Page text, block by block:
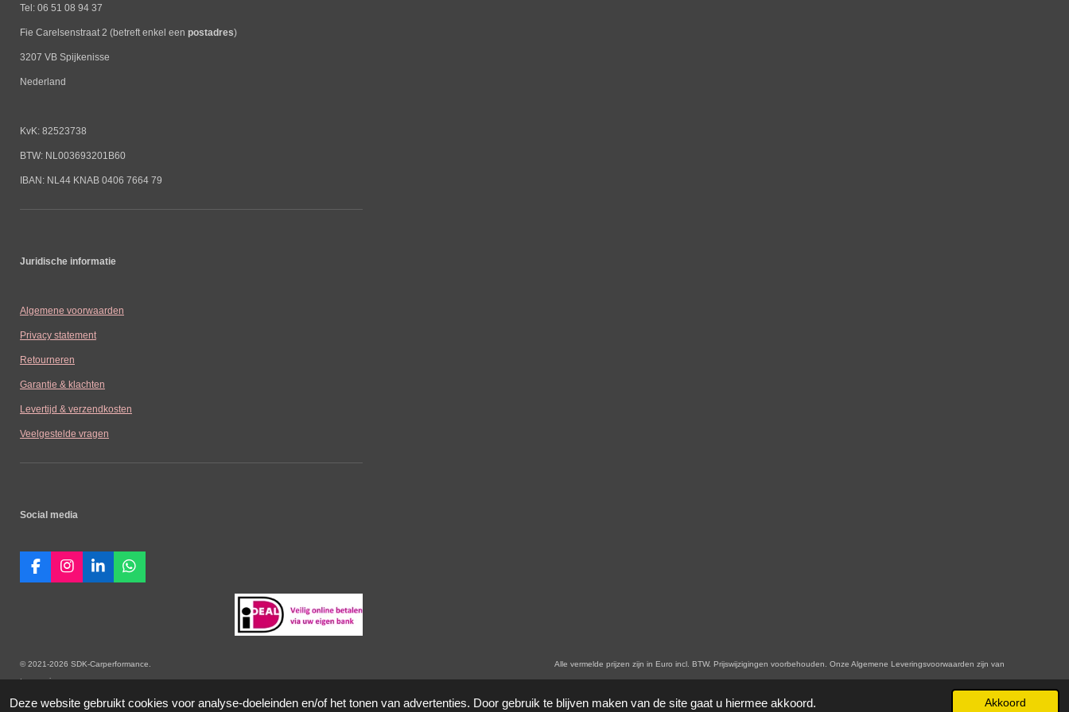
Deze website gebruikt cookies voor analyse-doeleinden en/of het tonen van advertenties. Door gebruik te blijven maken van de site gaat u hiermee akkoord. Akkoord
Tel: 06 51 08 94 37
Fie Carelsenstraat 2 (betreft enkel een postadres)
3207 VB Spijkenisse
Nederland
KvK: 82523738
BTW: NL003693201B60
IBAN: NL44 KNAB 0406 7664 79
Juridische informatie
Algemene voorwaarden
Privacy statement
Retourneren
Garantie & klachten
Levertijd & verzendkosten
Veelgestelde vragen
Social media
F
a
o
I
n
r
L
i
n
W
h
© 2021-2026 SDK-Carperformance. Alle vermelde prijzen zijn in Euro incl. BTW. Prijswijzigingen voorbehouden. Onze Algemene Leveringsvoorwaarden zijn van
toepassing.